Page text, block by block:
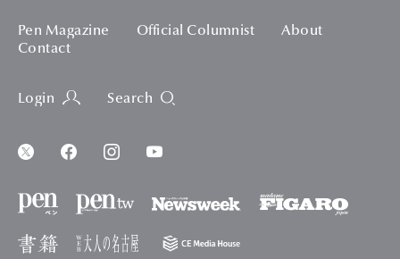
Pen Magazine Official Columnist
About
Contact
Login Search